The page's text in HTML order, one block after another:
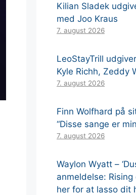
Kilian Sladek
med Joo Kraus
7. august 2026
LeoStayTrill udgiver
Kyle Richh, Zeddy
7. august 2026
Finn Wolfhard på
“Disse sange er
7. august 2026
Waylon Wyatt –
anmeldelse:
her for at lasso dit